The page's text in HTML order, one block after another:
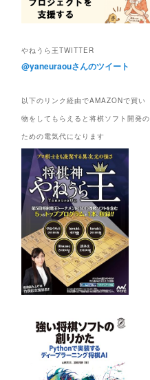
やねうら王TWITTER
@yaneuraouさんのツイート
以下のリンク経由でAMAZONで買い
物をしてもらえると将棋ソフト開発の
ための電気代になります